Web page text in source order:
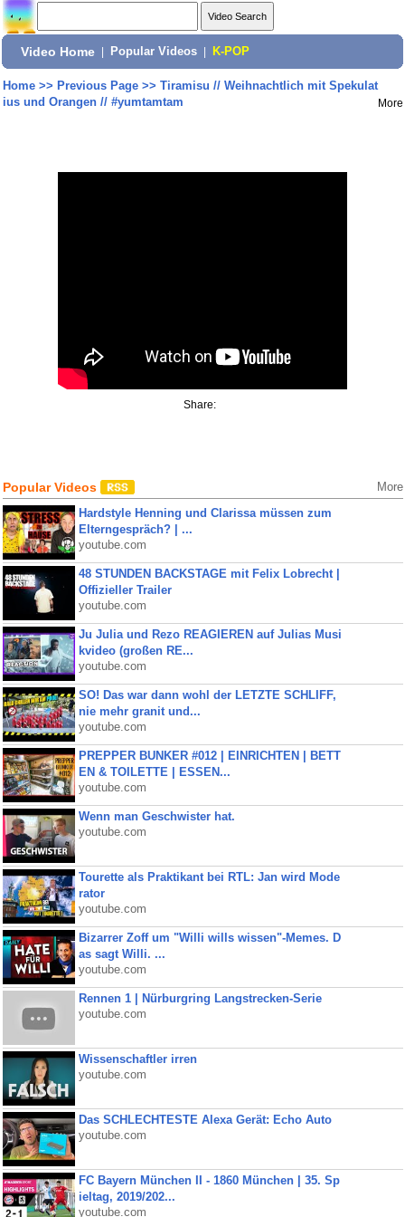
Video Home Popular Videos K-POP
Home>> Previous Page>> Tiramisu // Weihnachtlich mit Spekulat
ius und Orangen // #yumtamtam
More
Share:
Popular Videos More
Hardstyle Henning und Clarissa müssen zum
Elterngespräch? | ...
youtube.com
48 STUNDEN BACKSTAGE mit Felix Lobrecht |
Offizieller Trailer
youtube.com
Ju Julia und Rezo REAGIEREN auf Julias Musi
kvideo (großen RE...
youtube.com
SO! Das war dann wohl der LETZTE SCHLIFF,
nie mehr granit und...
youtube.com
PREPPER BUNKER #012 | EINRICHTEN | BETT
EN & TOILETTE | ESSEN...
youtube.com
Wenn man Geschwister hat.
youtube.com
Tourette als Praktikant bei RTL: Jan wird Mode
rator
youtube.com
Bizarrer Zoff um "Willi wills wissen"-Memes. D
as sagt Willi. ...
youtube.com
Rennen 1 | Nürburgring Langstrecken-Serie
youtube.com
Wissenschaftler irren
youtube.com
Das SCHLECHTESTE Alexa Gerät: Echo Auto
youtube.com
FC Bayern München II - 1860 München | 35. Sp
ieltag, 2019/202...
youtube.com